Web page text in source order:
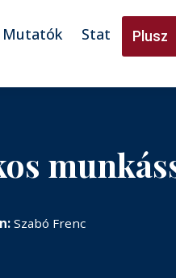
Mutatók Stat Plusz
Szabó Frenc